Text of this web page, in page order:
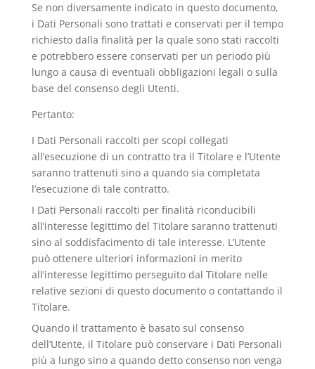
Se non diversamente indicato in questo documento,
i Dati Personali sono trattati e conservati per il tempo
richiesto dalla finalità per la quale sono stati raccolti
e potrebbero essere conservati per un periodo più
lungo a causa di eventuali obbligazioni legali o sulla
base del consenso degli Utenti.
Pertanto:
I Dati Personali raccolti per scopi collegati
all’esecuzione di un contratto tra il Titolare e l’Utente
saranno trattenuti sino a quando sia completata
l’esecuzione di tale contratto.
I Dati Personali raccolti per finalità riconducibili
all’interesse legittimo del Titolare saranno trattenuti
sino al soddisfacimento di tale interesse. L’Utente
può ottenere ulteriori informazioni in merito
all’interesse legittimo perseguito dal Titolare nelle
relative sezioni di questo documento o contattando il
Titolare.
Quando il trattamento è basato sul consenso
dell’Utente, il Titolare può conservare i Dati Personali
più a lungo sino a quando detto consenso non venga